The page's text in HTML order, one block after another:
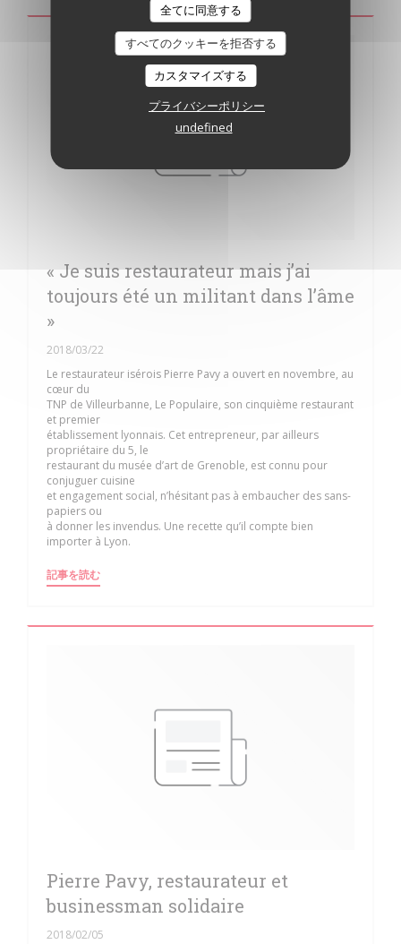
全てに同意する
すべてのクッキーを拒否する
カスタマイズする
プライバシーポリシー
undefined
« Je suis restaurateur mais j’ai
toujours été un militant dans l’âme
»
2018/03/22
Le restaurateur isérois Pierre Pavy a ouvert en novembre, au
cœur du
TNP de Villeurbanne, Le Populaire, son cinquième restaurant
et premier
établissement lyonnais. Cet entrepreneur, par ailleurs
propriétaire du 5, le
restaurant du musée d’art de Grenoble, est connu pour
conjuguer cuisine
et engagement social, n’hésitant pas à embaucher des sans-
papiers ou
à donner les invendus. Une recette qu’il compte bien
importer à Lyon.
記事を読む((新しいウィンドウで開きます))
Pierre Pavy, restaurateur et
businessman solidaire
2018/02/05